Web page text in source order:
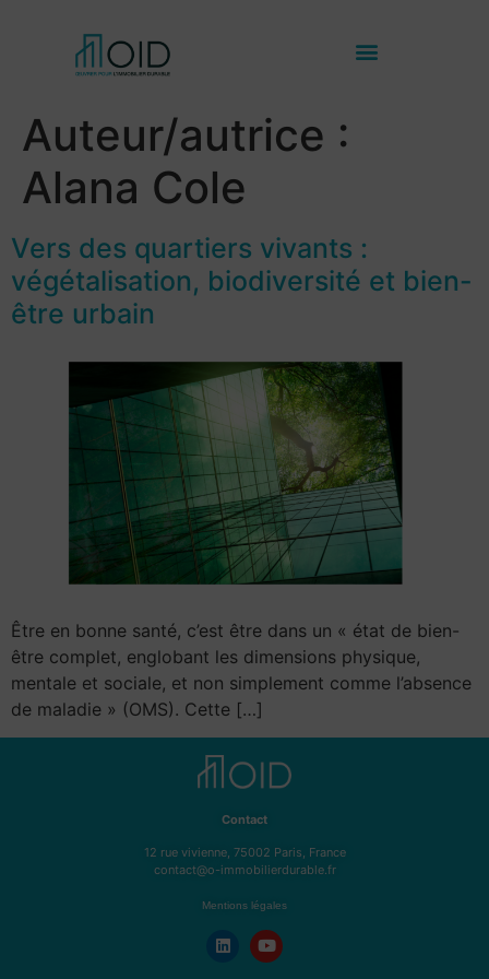
Auteur/autrice :
Alana Cole
Vers des quartiers vivants :
végétalisation, biodiversité et bien-
être urbain
Être en bonne santé, c’est être dans un « état de bien-
être complet, englobant les dimensions physique,
mentale et sociale, et non simplement comme l’absence
de maladie » (OMS). Cette […]
Contact
12 rue vivienne, 75002 Paris, France
contact@o-immobilierdurable.fr
Mentions légales